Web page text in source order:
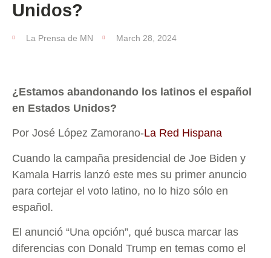
Unidos?
La Prensa de MN March 28, 2024
¿Estamos abandonando los latinos el español
en Estados Unidos?
Por José López Zamorano-La Red Hispana
Cuando la campaña presidencial de Joe Biden y
Kamala Harris lanzó este mes su primer anuncio
para cortejar el voto latino, no lo hizo sólo en
español.
El anunció “Una opción”, qué busca marcar las
diferencias con Donald Trump en temas como el